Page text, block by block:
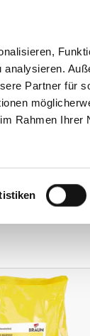
Partner für
Rahmen Ihrer